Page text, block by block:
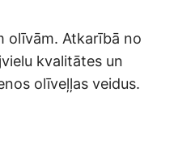
olīvām. Atkarībā no
kvalitātes un
olīveļļas veidus.